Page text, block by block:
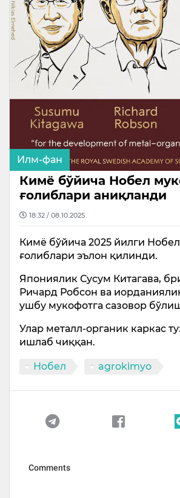
Илм-фан
Кимё бўйича Нобел
ғолиблари аниқланди
18:32 / 08.10.2025
Кимё бўйича 2025 йилги
ғолиблари эълон қилинди.
Япониялик Сусум Китагава,
Ричард Робсон ва
ушбу мукофотга сазовор
Улар металл-органик каркас
ишлаб чиққан.
Нобел agrokimyo